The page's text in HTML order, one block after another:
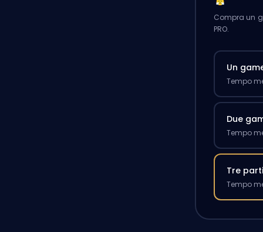
Compra un
PRO.
Un
Tempo
Due
Tempo
Tre
Tempo